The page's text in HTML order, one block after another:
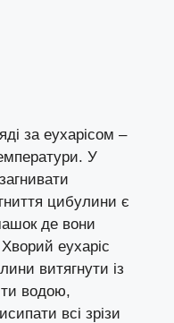
за еухарісом –
У
цибулини є
де вони
еухаріс
витягнути із
водою,
всі зрізи